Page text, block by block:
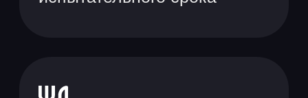
и печеньки